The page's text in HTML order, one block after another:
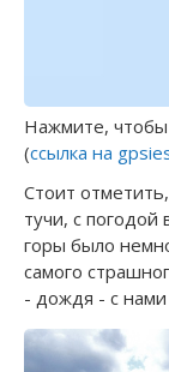
Нажмите,
(ссылка на
Стоит
тучи, с погодой
горы было
самого
- дождя - с нами